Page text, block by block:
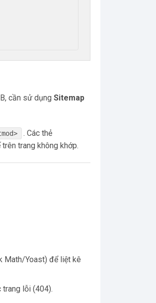
cần sử dụng Sitemap
. Các thẻ
trang không khớp.
Math/Yoast) để liệt kê
trang lỗi (404).